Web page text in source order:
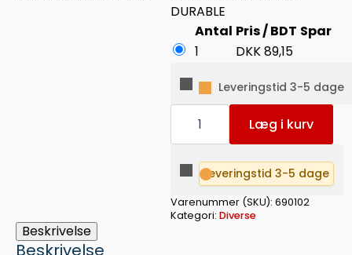
DURABLE
Antal Pris / BDT Spar
1
DKK89,15
Leveringstid 3-5 dage
ARKIV
FLEXI
HÆFTER
ASS.
FARVER
PK
250
STK
antal
Læg i kurv
Leveringstid 3-5 dage
Varenummer (SKU): 690102
Kategori: Diverse
Beskrivelse
Beskrivelse